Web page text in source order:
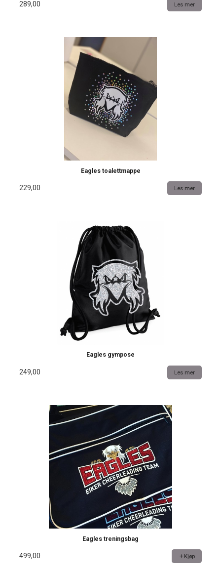
289,00 Les mer
Eagles toalettmappe
229,00 Les mer
Eagles gympose
249,00 Les mer
Eagles treningsbag
499,00 Kjøp